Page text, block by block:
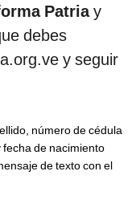
Patriay
debes
y seguir
número de cédula
de nacimiento
de texto con el